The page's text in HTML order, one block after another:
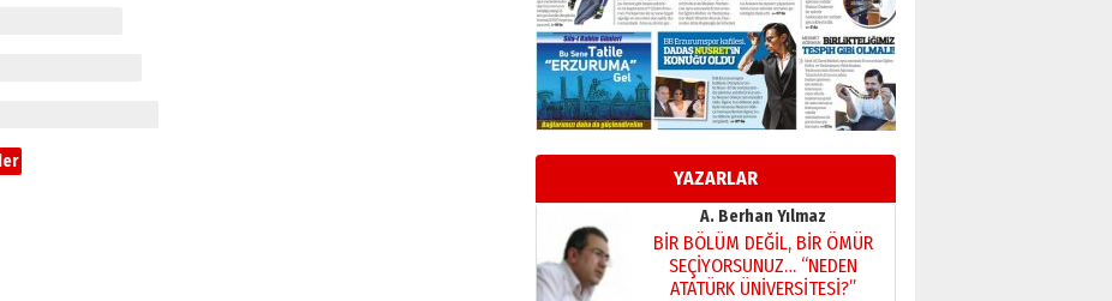
YAZARLAR
Murat Şahsuvaroğlu ERKON’da
çıtayı yukarı taşırken,
yönetimdekiler aşağı
çekmemeli!
17 Şubat 2026 SalıOrhan BOZKURT
Bir fotoğraf, bir şehir, bir
gazeteci… Dizginler kimin
elinde?
A. Berhan Yılmaz
BİR BÖLÜM DEĞİL, BİR ÖMÜR
SEÇİYORSUNUZ… “NEDEN
ATATÜRK ÜNİVERSİTESİ?”